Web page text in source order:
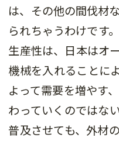
は、その他の間伐材
られちゃうわけです
生産性は、日本はオ
機械を入れることに
よって需要を増やす
わっていくのではな
普及させても、外材